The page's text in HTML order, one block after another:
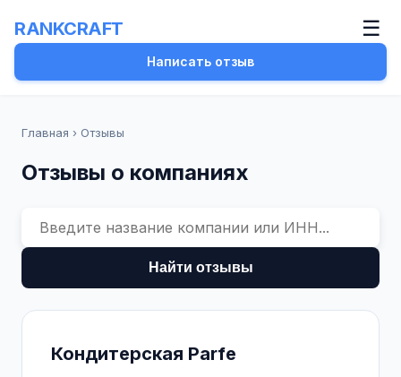
RANKCRAFT ☰
Написать отзыв
Главная › Отзывы
Отзывы о компаниях
Найти отзывы
Кондитерская Parfe